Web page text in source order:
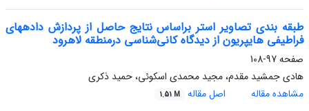
طبقه ‏بندی تصاویر استر براساس نتایج حاصل از پردازش داده‏های
فرا‌طیفی هایپریون از دیدگاه کانی‌شناسی درمنطقه لاهرود
صفحه97-108
هادی جمشید مقدم، مجید محمدی اسکوئی، حمید ذکری
مشاهده مقاله
اصل مقاله 1.51 M